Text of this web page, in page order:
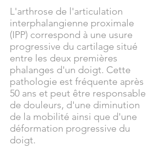
L'arthrose de l'articulation
interphalangienne proximale
(IPP) correspond à une usure
progressive du cartilage situé
entre les deux premières
phalanges d'un doigt. Cette
pathologie est fréquente après
50 ans et peut être responsable
de douleurs, d'une diminution
de la mobilité ainsi que d'une
déformation progressive du
doigt.